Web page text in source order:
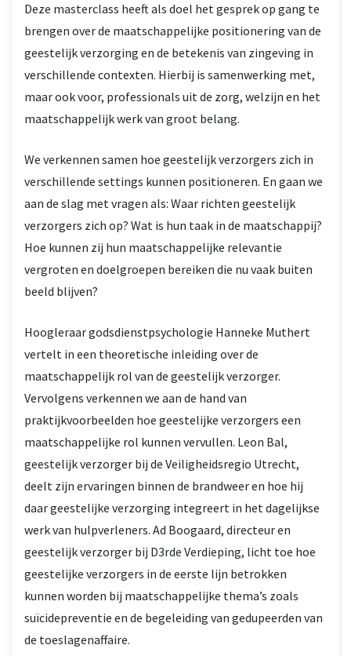
Deze masterclass heeft als doel het gesprek op gang te
brengen over de maatschappelijke positionering van de
geestelijk verzorging en de betekenis van zingeving in
verschillende contexten. Hierbij is samenwerking met,
maar ook voor, professionals uit de zorg, welzijn en het
maatschappelijk werk van groot belang.
We verkennen samen hoe geestelijk verzorgers zich in
verschillende settings kunnen positioneren. En gaan we
aan de slag met vragen als: Waar richten geestelijk
verzorgers zich op? Wat is hun taak in de maatschappij?
Hoe kunnen zij hun maatschappelijke relevantie
vergroten en doelgroepen bereiken die nu vaak buiten
beeld blijven?
Hoogleraar godsdienstpsychologie Hanneke Muthert
vertelt in een theoretische inleiding over de
maatschappelijk rol van de geestelijk verzorger.
Vervolgens verkennen we aan de hand van
praktijkvoorbeelden hoe geestelijke verzorgers een
maatschappelijke rol kunnen vervullen. Leon Bal,
geestelijk verzorger bij de Veiligheidsregio Utrecht,
deelt zijn ervaringen binnen de brandweer en hoe hij
daar geestelijke verzorging integreert in het dagelijkse
werk van hulpverleners. Ad Boogaard, directeur en
geestelijk verzorger bij D3rde Verdieping, licht toe hoe
geestelijke verzorgers in de eerste lijn betrokken
kunnen worden bij maatschappelijke thema’s zoals
suïcidepreventie en de begeleiding van gedupeerden van
de toeslagenaffaire.